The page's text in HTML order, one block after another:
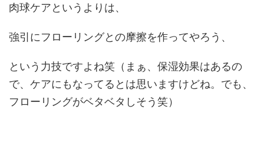
肉球ケアというよりは、
強引にフローリングとの摩擦を作ってやろう、
という力技ですよね笑（まぁ、保湿効果はあるの
で、ケアにもなってるとは思いますけどね。でも、
フローリングがベタベタしそう笑）